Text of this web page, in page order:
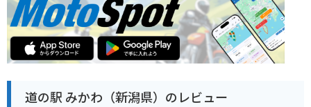
道の駅 みかわ（新潟県）のレビュー